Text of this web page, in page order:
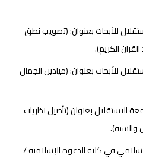
للأبحاث بعنوان: (تصويب نطق
الكريم).
للأبحاث بعنوان: (ميادين الجمال
الاستقلال بعنوان (تأصيل نظريات
والسنة).
في كلية الدعوة الإسلامية /